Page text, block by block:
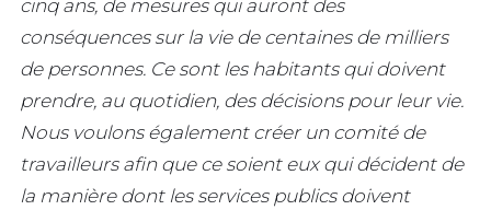
cinq ans, de mesures qui auront des
conséquences sur la vie de centaines de milliers
de personnes. Ce sont les habitants qui doivent
prendre, au quotidien, des décisions pour leur vie.
Nous voulons également créer un comité de
travailleurs afin que ce soient eux qui décident de
la manière dont les services publics doivent